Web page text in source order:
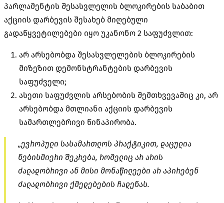
პარლამენტის შესასვლელის ბლოკირების საბაბით
აქციის დარბევის შესახებ მიღებული
გადაწყვეტილებები იყო უკანონო 2 საფუძვლით:
არ არსებობდა შესასვლელების ბლოკირების
მიზეზით დემონსტრანტების დარბევის
საფუძველი;
ასეთი საფუძვლის არსებობის შემთხვევაშიც კი, არ
არსებობდა მთლიანი აქციის დარბევის
სამართლებრივი წინაპირობა.
„ევროპული სასამართლოს პრაქტიკით, დაცულია
ნებისმიერი შეკრება, რომელიც არ არის
ძალადობრივი ან მისი მონაწილეები არ აპირებენ
ძალადობრივი ქმედებების ჩადენას.